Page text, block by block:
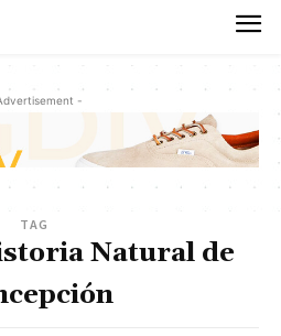
-
TAG
Natural de